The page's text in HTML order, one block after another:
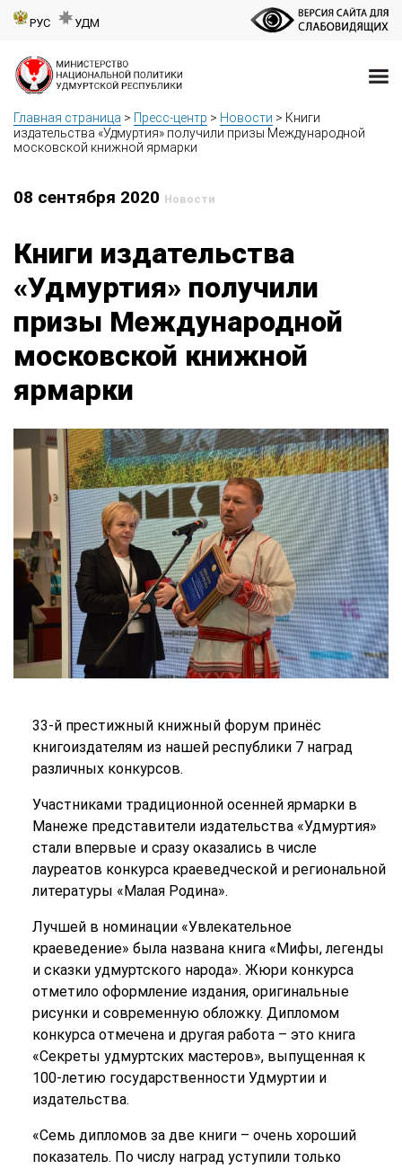
РУС УДМ
Главная страница > Пресс-центр > Новости > Книги
издательства «Удмуртия» получили призы Международной
московской книжной ярмарки
08 сентября 2020 Новости
Книги издательства
«Удмуртия» получили
призы Международной
московской книжной
ярмарки
33-й престижный книжный форум принёс
книгоиздателям из нашей республики 7 наград
различных конкурсов.
Участниками традиционной осенней ярмарки в
Манеже представители издательства «Удмуртия»
стали впервые и сразу оказались в числе
лауреатов конкурса краеведческой и региональной
литературы «Малая Родина».
Лучшей в номинации «Увлекательное
краеведение» была названа книга «Мифы, легенды
и сказки удмуртского народа». Жюри конкурса
отметило оформление издания, оригинальные
рисунки и современную обложку. Дипломом
конкурса отмечена и другая работа – это книга
«Секреты удмуртских мастеров», выпущенная к
100-летию государственности Удмуртии и
издательства.
«Семь дипломов за две книги – очень хороший
показатель. По числу наград уступили только